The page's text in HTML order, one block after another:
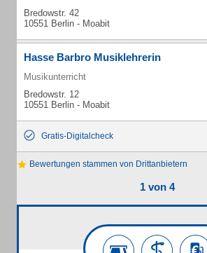
Bredowstr. 42
10551 Berlin - Moabit
Hasse Barbro Musiklehrerin
Musikunterricht
Bredowstr. 12
10551 Berlin - Moabit
Gratis-Digitalcheck
Bewertungen stammen von Drittanbietern
1 von 4